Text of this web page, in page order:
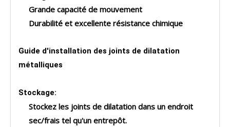
Grande capacité de mouvement
Durabilité et excellente résistance chimique
Guide d'installation des joints de dilatation
métalliques
Stockage:
Stockez les joints de dilatation dans un endroit
sec/frais tel qu'un entrepôt.